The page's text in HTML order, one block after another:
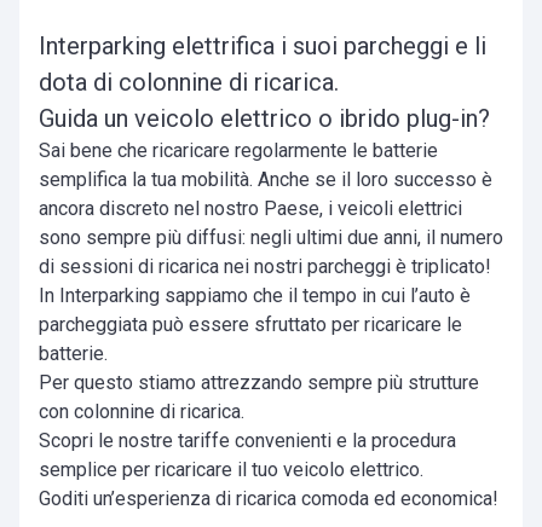
Interparking elettrifica i suoi parcheggi e li
dota di colonnine di ricarica.
Guida un veicolo elettrico o ibrido plug-in?
Sai bene che ricaricare regolarmente le batterie
semplifica la tua mobilità. Anche se il loro successo è
ancora discreto nel nostro Paese, i veicoli elettrici
sono sempre più diffusi: negli ultimi due anni, il numero
di sessioni di ricarica nei nostri parcheggi è triplicato!
In Interparking sappiamo che il tempo in cui l’auto è
parcheggiata può essere sfruttato per ricaricare le
batterie.
Per questo stiamo attrezzando sempre più strutture
con colonnine di ricarica.
Scopri le nostre tariffe convenienti e la procedura
semplice per ricaricare il tuo veicolo elettrico.
Goditi un’esperienza di ricarica comoda ed economica!